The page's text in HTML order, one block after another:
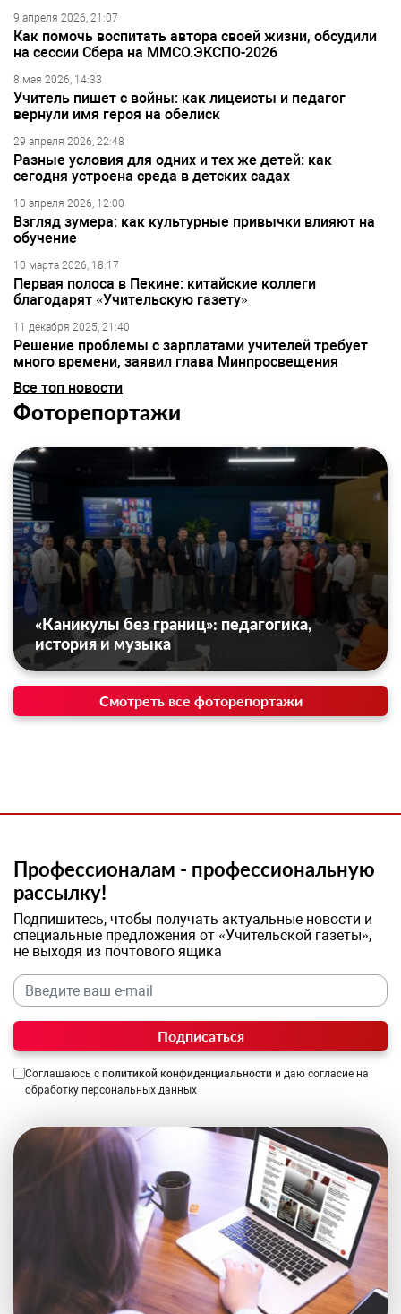
9 апреля 2026, 21:07
Как помочь воспитать автора своей жизни, обсудили
на сессии Сбера на ММСО.ЭКСПО-2026
8 мая 2026, 14:33
Учитель пишет с войны: как лицеисты и педагог
вернули имя героя на обелиск
29 апреля 2026, 22:48
Разные условия для одних и тех же детей: как
сегодня устроена среда в детских садах
10 апреля 2026, 12:00
Взгляд зумера: как культурные привычки влияют на
обучение
10 марта 2026, 18:17
Первая полоса в Пекине: китайские коллеги
благодарят «Учительскую газету»
11 декабря 2025, 21:40
Решение проблемы с зарплатами учителей требует
много времени, заявил глава Минпросвещения
Все топ новости
Фоторепортажи
«Каникулы без границ»: педагогика,
история и музыка
Смотреть все фоторепортажи
Профессионалам - профессиональную
рассылку!
Подпишитесь, чтобы получать актуальные новости и
специальные предложения от «Учительской газеты»,
не выходя из почтового ящика
Подписаться
Соглашаюсь с политикой конфиденциальности и даю согласие на
обработку персональных данных